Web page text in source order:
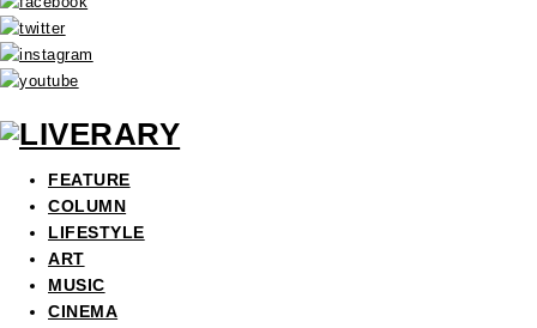
FEATURE
COLUMN
LIFESTYLE
ART
MUSIC
CINEMA